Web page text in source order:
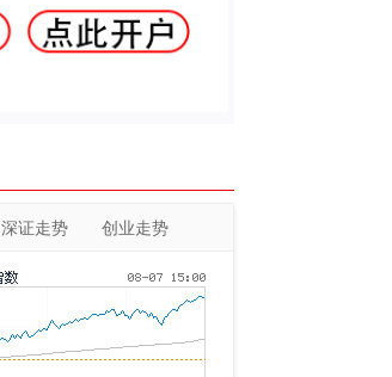
深证走势 创业走势